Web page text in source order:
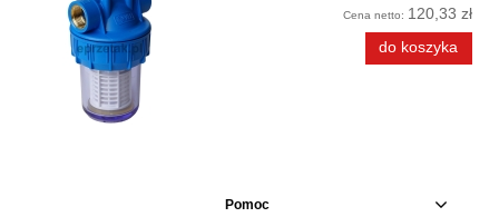
Cena netto: 120,33 zł
do koszyka
Pomoc